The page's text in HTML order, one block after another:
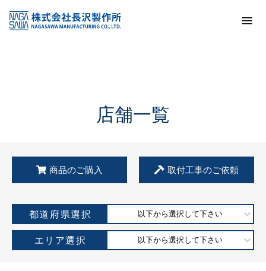
KSS加盟店・取扱店情報
店舗一覧
店舗一覧
商品のご購入 取付工事のご依頼
都道府県選択 以下から選択して下さい
エリア選択 以下から選択して下さい